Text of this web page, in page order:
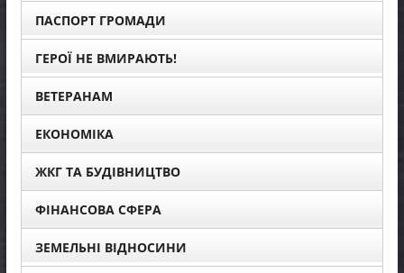
ПАСПОРТ ГРОМАДИ
ГЕРОЇ НЕ ВМИРАЮТЬ!
ВЕТЕРАНАМ
ЕКОНОМІКА
ЖКГ ТА БУДІВНИЦТВО
ФІНАНСОВА СФЕРА
ЗЕМЕЛЬНІ ВІДНОСИНИ